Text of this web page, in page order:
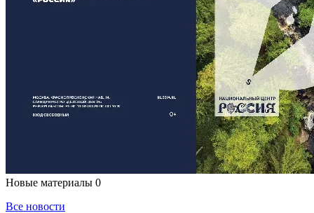
Новые материалы 0
Все новости